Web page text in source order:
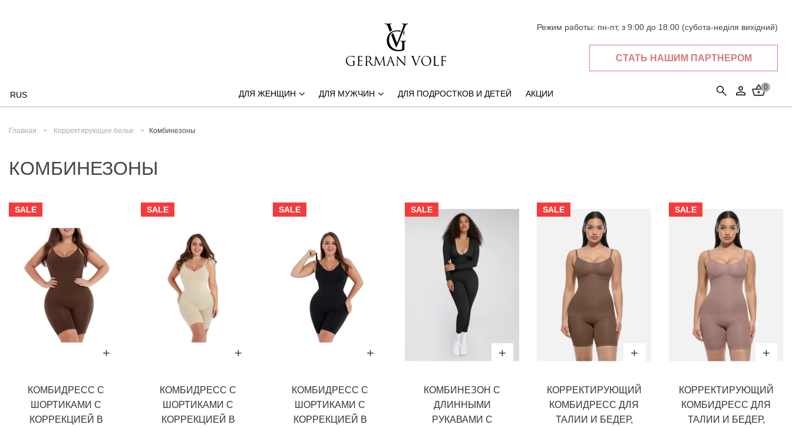
RUS
Режим работы: пн-пт, з 9:00 до 18:00 (субота-неділя вихідний)
СТАТЬ НАШИМ ПАРТНЕРОМ
0
ДЛЯ ЖЕНЩИН ДЛЯ МУЖЧИН ДЛЯ ПОДРОСТКОВ И ДЕТЕЙ АКЦИИ
Главная Корректирующее белье Комбинезоны
КОМБИНЕЗОНЫ
SALE
КОМБИДРЕСС С
ШОРТИКАМИ С
КОРРЕКЦИЕЙ В
SALE
КОМБИДРЕСС С
ШОРТИКАМИ С
КОРРЕКЦИЕЙ В
SALE
КОМБИДРЕСС С
ШОРТИКАМИ С
КОРРЕКЦИЕЙ В
SALE
КОМБИНЕЗОН С
ДЛИННЫМИ
РУКАВАМИ С
SALE
КОРРЕКТИРУЮЩИЙ
КОМБИДРЕСС ДЛЯ
ТАЛИИ И БЕДЕР,
SALE
КОРРЕКТИРУЮЩИЙ
КОМБИДРЕСС ДЛЯ
ТАЛИИ И БЕДЕР,